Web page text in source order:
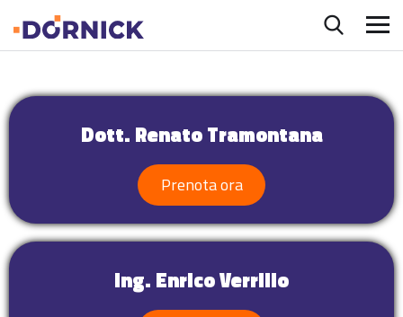
Dott. Renato Tramontana
Prenota ora
Ing. Enrico Verrillo